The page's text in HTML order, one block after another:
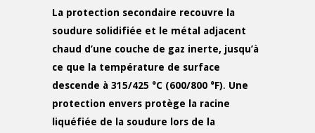
La protection secondaire recouvre la
soudure solidifiée et le métal adjacent
chaud d’une couche de gaz inerte, jusqu’à
ce que la température de surface
descende à 315/425 °C (600/800 °F). Une
protection envers protège la racine
liquéfiée de la soudure lors de la